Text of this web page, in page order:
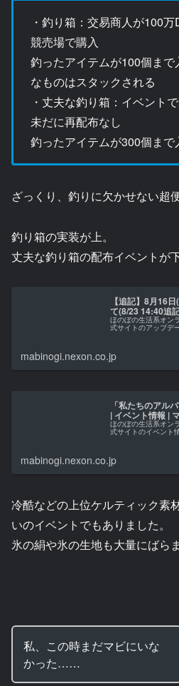
・釣り箱：交易商人が100
競売場で購入
釣ったアイテムが100個ま
なものはスタックされる
・丈夫な釣り箱：イベント
未だに再配布なし
釣ったアイテムが300個まで
ざっくり、釣りに欠かせない超
釣り箱の実装が上。
丈夫な釣り箱の配布イベントが下
【追記】8月16
て(8/23 14:40追
ほのぼの生活系オン
式サイトのアップデ
mabinogi.nexon.co.jp
「私たちのアル
| イベント情報 |
ほのぼの生活系オン
式サイトのイベント
mabinogi.nexon.co.jp
冷酷などの上位ケルティック素
いのイベントでもありました。
氷の絹や氷の生地も大量にばら
私、この時まだマビにいな
かった……